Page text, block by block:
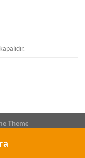
Theme